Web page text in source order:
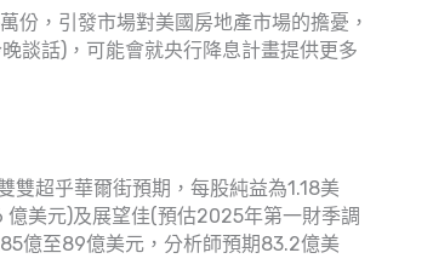
份，引發市場對美國房地產市場的擔憂，
談話)，可能會就央行降息計畫提供更多
雙超乎華爾街預期，每股純益為1.18美
億美元)及展望佳(預估2025年第一財季調
億至89億美元，分析師預期83.2億美